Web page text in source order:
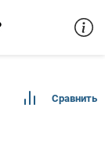
Сравнить